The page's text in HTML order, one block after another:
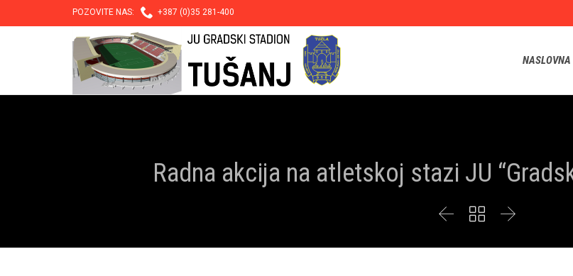
POZOVITE NAS:  +387 (0)35 281-400
NASLOVNA
Radna akcija na atletskoj stazi JU
  